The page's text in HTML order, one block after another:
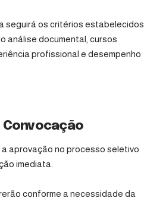
seguirá os critérios estabelecidos
análise documental, cursos
profissional e desempenho
aprovação no processo seletivo
imediata.
conforme a necessidade da